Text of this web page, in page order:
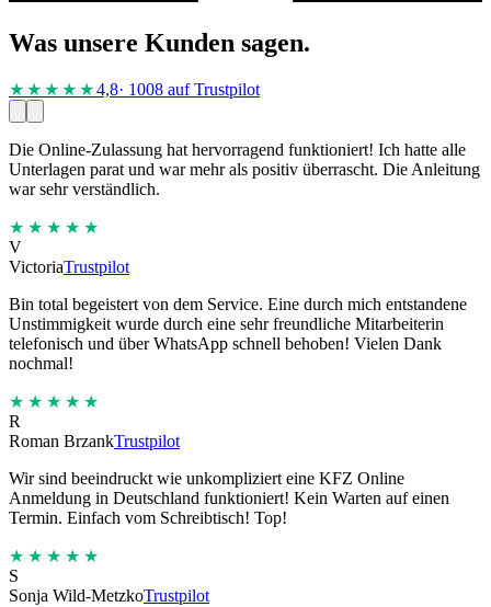
Was unsere Kunden sagen.
★★★★ ★4,8· 1008 auf Trustpilot
Die Online-Zulassung hat hervorragend funktioniert! Ich hatte alle
Unterlagen parat und war mehr als positiv überrascht. Die Anleitung
war sehr verständlich.
★★★★★
V
VictoriaTrustpilot
Bin total begeistert von dem Service. Eine durch mich entstandene
Unstimmigkeit wurde durch eine sehr freundliche Mitarbeiterin
telefonisch und über WhatsApp schnell behoben! Vielen Dank
nochmal!
★★★★★
R
Roman BrzankTrustpilot
Wir sind beeindruckt wie unkompliziert eine KFZ Online
Anmeldung in Deutschland funktioniert! Kein Warten auf einen
Termin. Einfach vom Schreibtisch! Top!
★★★★★
S
Sonja Wild-MetzkoTrustpilot